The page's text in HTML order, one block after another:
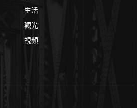
生活
觀光
視頻